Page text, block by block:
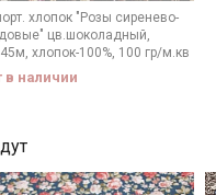
хлопок "Розы сиренево-
цв.шоколадный,
хлопок-100%, 100 гр/м.кв
в наличии
30% на узкие